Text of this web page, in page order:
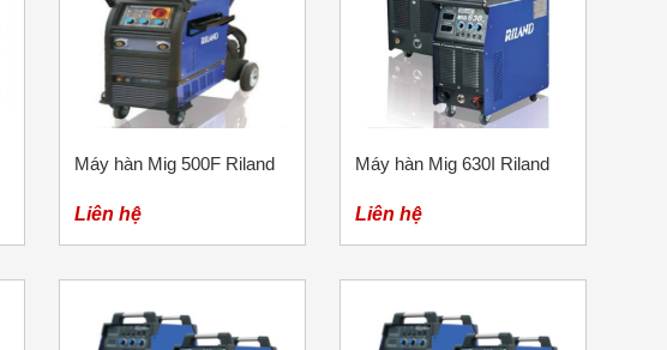
Máy hàn Mig 500F Riland
Liên hệ
Máy hàn Mig 630I Riland
Liên hệ